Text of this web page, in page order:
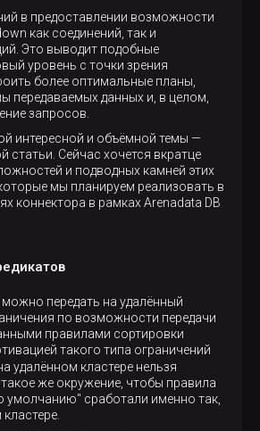
в предоставлении возможности
как соединений, так и
Это выводит подобные
уровень с точки зрения
более оптимальные планы,
передаваемых данных и, в целом,
запросов.
интересной и объёмной темы —
статьи. Сейчас хочется вкратце
и подводных камней этих
мы планируем реализовать в
коннектора в рамках Arenadata DB
передать на удалённый
по возможности передачи
правилами сортировки
такого типа ограничений
удалённом кластере нельзя
же окружение, чтобы правила
умолчанию" сработали именно так,